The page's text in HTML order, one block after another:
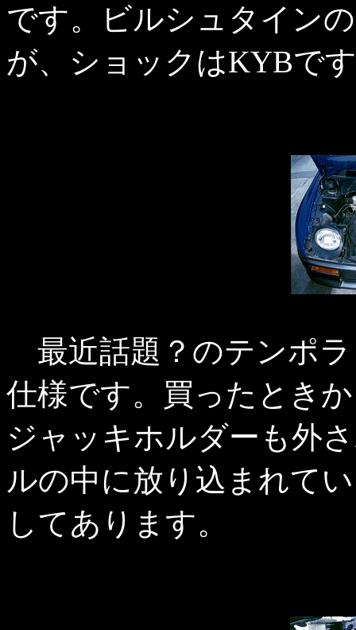
です。ビルシュタイン
が、ショックはKYBで
最近話題？のテンポ
仕様です。買ったとき
ジャッキホルダーも外
ルの中に放り込まれて
してあります。